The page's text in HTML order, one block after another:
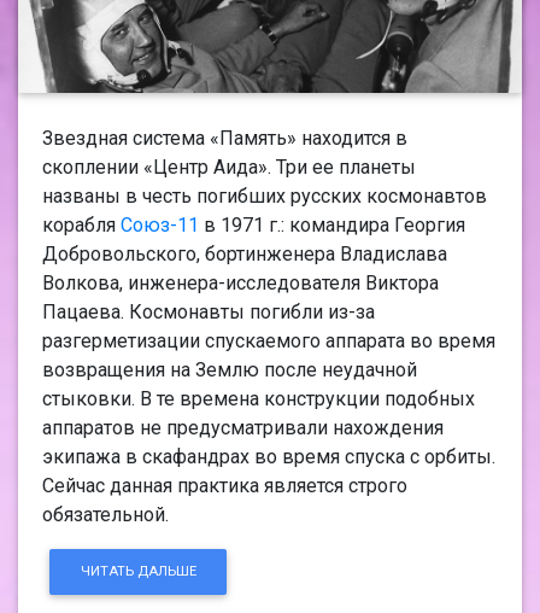
Звездная система «Память» находится в
скоплении «Центр Аида». Три ее планеты
названы в честь погибших русских космонавтов
корабля Союз-11 в 1971 г.: командира Георгия
Добровольского, бортинженера Владислава
Волкова, инженера-исследователя Виктора
Пацаева. Космонавты погибли из-за
разгерметизации спускаемого аппарата во время
возвращения на Землю после неудачной
стыковки. В те времена конструкции подобных
аппаратов не предусматривали нахождения
экипажа в скафандрах во время спуска с орбиты.
Сейчас данная практика является строго
обязательной.
ЧИТАТЬ ДАЛЬШЕ